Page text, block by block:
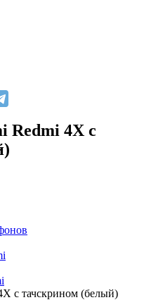
Redmi 4X с
с тачскрином (белый)